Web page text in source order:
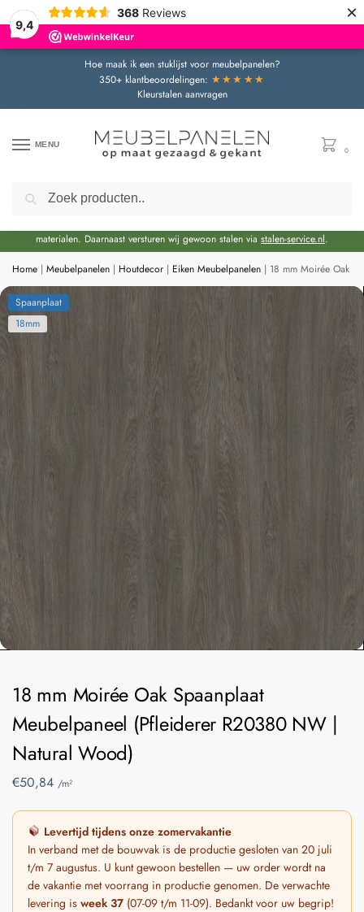
9,4
368 Reviews ×
Hoe maak ik een stuklijst voor meubelpanelen?
350+ klantbeoordelingen: ★★★★★
Kleurstalen aanvragen
MENU
0
Door de bouwvakperiode geldt momenteel een extra levertijd van circa 3 weken
materialen. Daarnaast versturen wij gewoon stalen via stalen-service.nl.
Home | Meubelpanelen | Houtdecor | Eiken Meubelpanelen | 18 mm Moirée Oak
Spaanplaat
18mm
18 mm Moirée Oak Spaanplaat
Meubelpaneel (Pfleiderer R20380 NW |
Natural Wood)
€50,84 /m²
Levertijd tijdens onze zomervakantie
In verband met de bouwvak is de productie gesloten van 20 juli
t/m 7 augustus. U kunt gewoon bestellen — uw order wordt na
de vakantie met voorrang in productie genomen. De verwachte
levering is week 37 (07-09 t/m 11-09). Bedankt voor uw begrip!